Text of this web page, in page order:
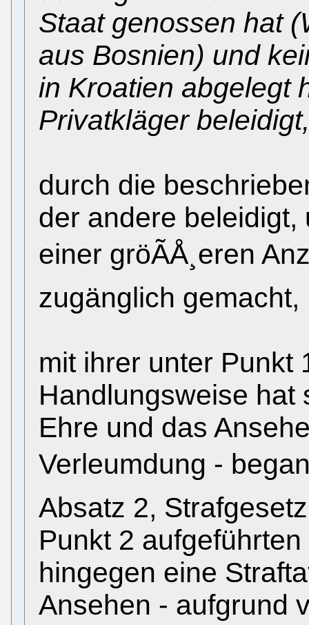
Staat genossen hat
aus Bosnien) und
in Kroatien abgelegt
Privatkläger
durch die
der andere
einer gröÃÅ¸eren
zugänglich gemacht,
mit ihrer unter Punkt
Handlungsweise hat
Ehre und das
Verleumdung -
Absatz 2,
Punkt 2
hingegen eine
Ansehen - aufgrund